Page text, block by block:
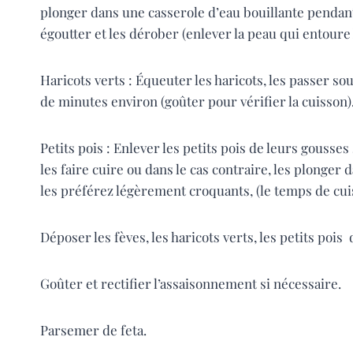
plonger dans une casserole d’eau bouillante
égoutter et les dérober (enlever la peau qui entoure
Haricots verts : Équeuter les haricots, les passer
de minutes environ (goûter pour vérifier la cuisson).
Petits pois : Enlever les petits pois de leurs
les faire cuire ou dans le cas contraire, les plonger
les préférez légèrement croquants, (le temps de
Déposer les fèves, les haricots verts, les petits pois
Goûter et rectifier l’assaisonnement si nécessaire.
Parsemer de feta.